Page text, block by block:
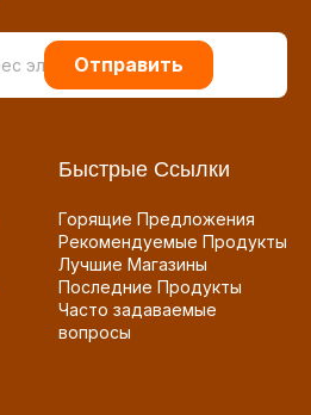
Отправить
Быстрые Ссылки
Горящие Предложения
Рекомендуемые Продукты
Лучшие Магазины
Последние Продукты
Часто задаваемые
вопросы